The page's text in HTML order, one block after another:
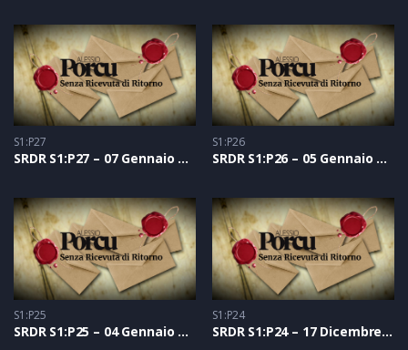
S1:P27
SRDR S1:P27 – 07 Gennaio 2021
S1:P26
SRDR S1:P26 – 05 Gennaio 2021
S1:P25
SRDR S1:P25 – 04 Gennaio 2021
S1:P24
SRDR S1:P24 – 17 Dicembre 2020